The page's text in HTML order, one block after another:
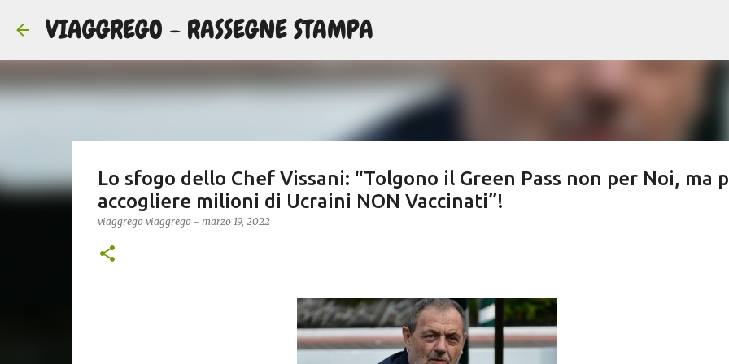
VIAGGREGO - RASSEGNE STAMPA
Lo sfogo dello Chef Vissani: “Tolgono il Green Pass non per Noi, ma
accogliere milioni di Ucraini NON Vaccinati”!
viaggrego viaggrego - marzo 19, 2022